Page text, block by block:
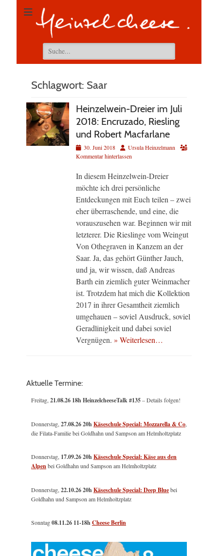
Suchen
nach:
Schlagwort: Saar
Heinzelwein-Dreier im Juli
2018: Encruzado, Riesling
und Robert Macfarlane
Veröffentlicht
am
30. Juni 2018 AutorUrsula Heinzelmann
Kommentar hinterlassen
In diesem Heinzelwein-Dreier
möchte ich drei persönliche
Entdeckungen mit Euch teilen – zwei
eher überraschende, und eine, die
vorauszusehen war. Beginnen wir mit
letzterer. Die Rieslinge vom Weingut
Von Othegraven in Kanzem an der
Saar. Ja, das gehört Günther Jauch,
und ja, wir wissen, daß Andreas
Barth ein ziemlich guter Weinmacher
ist. Trotzdem hat mich die Kollektion
2017 in ihrer Gesamtheit ziemlich
umgehauen – soviel Ausdruck, soviel
Geradlinigkeit und dabei soviel
Vergnügen. » Weiterlesen…
Aktuelle Termine:
Freitag,21.08.26 18h HeinzelcheeseTalk #135– Details folgen!
Donnerstag,27.08.26 20hKäseschule Special: Mozzarella & Co,
die Filata-Familie bei Goldhahn und Sampson am Helmholtzplatz
Donnerstag, 17.09.26 20hKäseschule Special: Käse aus den
Alpenbei Goldhahn und Sampson am Helmholtzplatz
Donnerstag,22.10.26 20hKäseschule Special: Deep Bluebei
Goldhahn und Sampson am Helmholtzplatz
Sonntag08.11.26 11-18hCheese Berlin